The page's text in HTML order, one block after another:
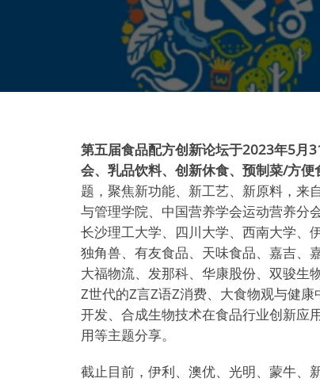
第五届食品配方创新论坛于2023年5月
会、乳品饮料、创新休食、预制菜/方
题，聚焦新功能、新工艺、新原料，来
与管理学院、中国营养学会运动营养分
长沙理工大学、四川大学、西南大学、
独角兽、有友食品、天味食品、嘉吉、
大福物流、发那科、华康股份、双骏生
Z世代的Z言Z语Z消费、大食物观与健
开发、合成生物技术在食品行业创新应
用等主题分享。
截止目前，伊利、澳优、光明、蒙牛、